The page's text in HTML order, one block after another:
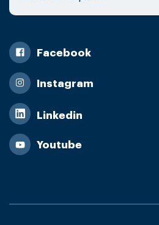
Facebook
Instagram
Linkedin
Youtube